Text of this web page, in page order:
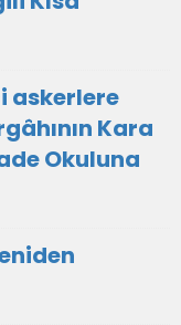
askerlere
Kara
Okuluna